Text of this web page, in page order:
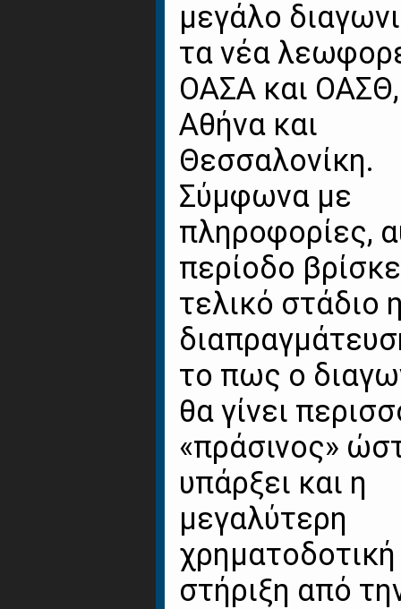
μεγάλο
τα νέα
ΟΑΣΑ και
Αθήνα και
Θεσσαλονίκη.
Σύμφωνα με
πληροφορίες,
περίοδο
τελικό στάδιο
το πως ο
θα γίνει
«πράσινος»
υπάρξει και η
μεγαλύτερη
χρηματοδοτική
στήριξη από